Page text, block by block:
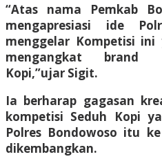
“Atas nama Pemkab
mengapresiasi ide
menggelar Kompetisi
mengangkat brand
Kopi,”ujar Sigit.
Ia berharap gagasan
kompetisi Seduh Kopi
Polres Bondowoso itu
dikembangkan.